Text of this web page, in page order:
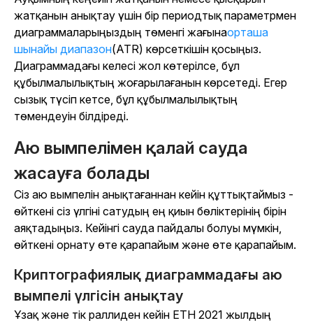
жатқанын анықтау үшін бір периодтық параметрмен
диаграммаларыңыздың төменгі жағынаорташа
шынайы диапазон(ATR) көрсеткішін қосыңыз.
Диаграммадағы келесі жол көтерілсе, бұл
құбылмалылықтың жоғарылағанын көрсетеді. Егер
сызық түсіп кетсе, бұл құбылмалылықтың
төмендеуін білдіреді.
Аю вымпелімен қалай сауда
жасауға болады
Сіз аю вымпелін анықтағаннан кейін құттықтаймыз -
өйткені сіз үлгіні сатудың ең қиын бөліктерінің бірін
аяқтадыңыз. Кейінгі сауда пайдалы болуы мүмкін,
өйткені орнату өте қарапайым және өте қарапайым.
Криптографиялық диаграммадағы аю
вымпелі үлгісін анықтау
Ұзақ және тік раллиден кейін ETH 2021 жылдың